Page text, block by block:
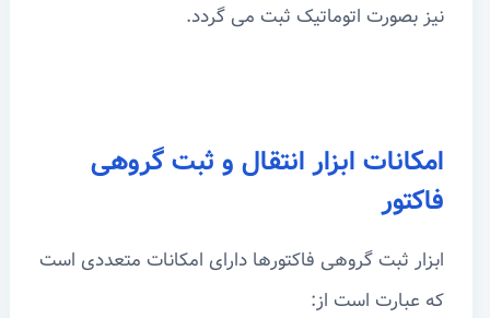
نیز بصورت اتوماتیک ثبت می گردد.
امکانات ابزار انتقال و ثبت گروهی
فاکتور
ابزار ثبت گروهی فاکتورها دارای امکانات متعددی است
که عبارت است از: